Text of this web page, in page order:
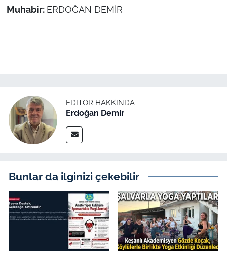
Muhabir: ERDOĞAN DEMİR
EDITÖR HAKKINDA
Erdoğan Demir
Bunlar da ilginizi çekebilir